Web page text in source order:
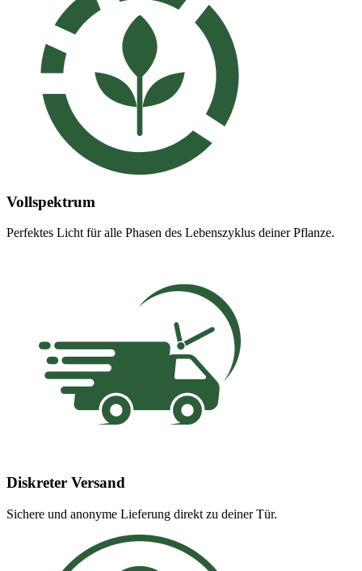
Vollspektrum
Perfektes Licht für alle Phasen des Lebenszyklus deiner Pflanze.
Diskreter Versand
Sichere und anonyme Lieferung direkt zu deiner Tür.